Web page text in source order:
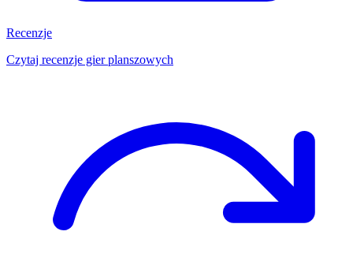
Recenzje
Czytaj recenzje gier planszowych